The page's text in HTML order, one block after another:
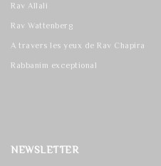
Rav Allali
Rav Wattenberg
A travers les yeux de Rav Chapira
Rabbanim exceptional
NEWSLETTER